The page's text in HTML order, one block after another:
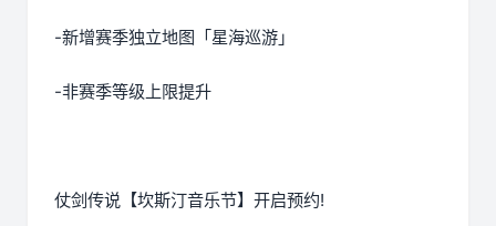
-新增赛季独立地图「星海巡游」
-非赛季等级上限提升
仗剑传说【坎斯汀音乐节】开启预约!